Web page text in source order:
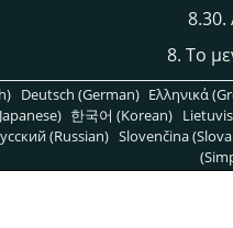
8.30.
8. Το
Deutsch (German) Ελληνικά
한국어 (Korean)
(Russian) Slovenčina